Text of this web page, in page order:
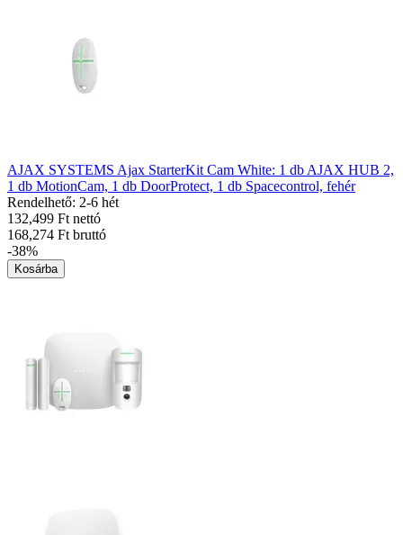
AJAX SYSTEMS Ajax StarterKit Cam White: 1 db AJAX HUB 2,
1 db MotionCam, 1 db DoorProtect, 1 db Spacecontrol, fehér
Rendelhető: 2-6 hét
132,499 Ft nettó
168,274 Ft bruttó
-38%
Kosárba